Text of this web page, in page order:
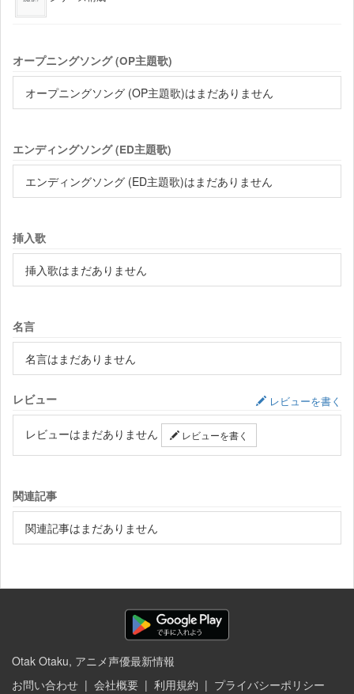
オープニングソング (OP主題歌)
オープニングソング (OP主題歌)はまだありません
エンディングソング (ED主題歌)
エンディングソング (ED主題歌)はまだありません
挿入歌
挿入歌はまだありません
名言
名言はまだありません
レビュー レビューを書く
レビューはまだありません レビューを書く
関連記事
関連記事はまだありません
Otak Otaku, アニメ声優最新情報
お問い合わせ | 会社概要 | 利用規約 | プライバシーポリシー